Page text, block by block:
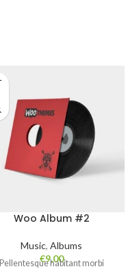
Woo Album #2
Music, Albums
€9,00
Pellentesque habitant morbi